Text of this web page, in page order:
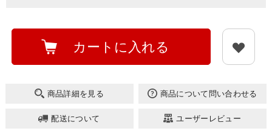
カートに入れる
商品詳細を見る 商品について問い合わせる
配送について ユーザーレビュー